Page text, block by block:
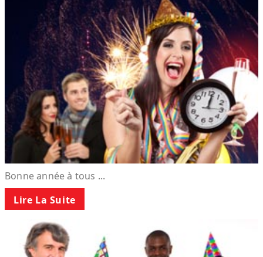
Bonne année à tous ...
Lire La Suite